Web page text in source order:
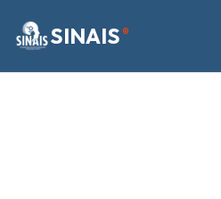
SINAIS ®